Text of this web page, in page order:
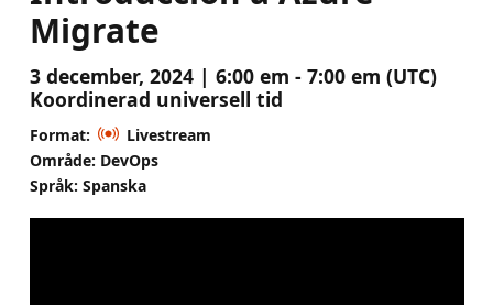
Migrate
3 december, 2024 | 6:00 em - 7:00 em (UTC)
Koordinerad universell tid
Format:
Livestream
Område: DevOps
Språk: Spanska